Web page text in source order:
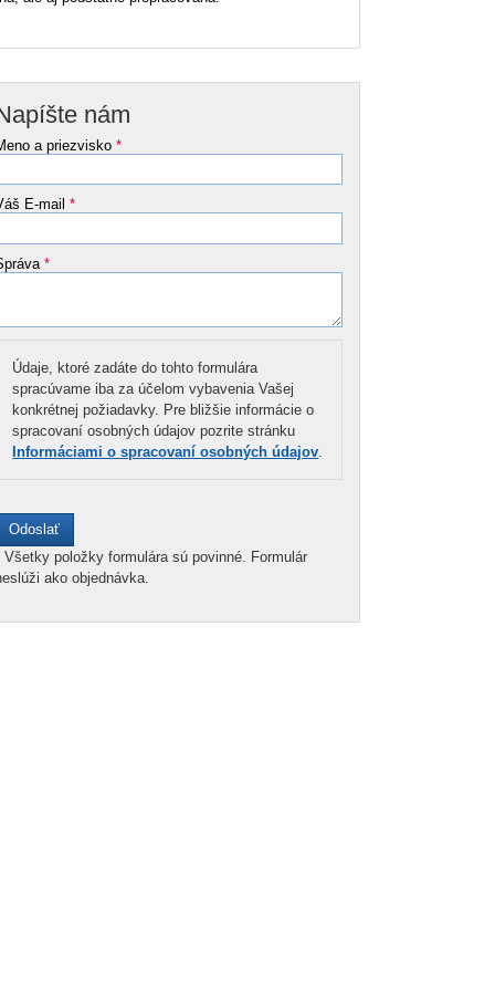
nám
a priezvisko*
E-mail*
*
Údaje, ktoré zadáte do tohto formulára
spracúvame iba za účelom vybavenia Vašej
konkrétnej požiadavky. Pre bližšie informácie o
spracovaní osobných údajov pozrite stránku
Informáciami o spracovaní osobných údajov
Všetky položky formulára sú povinné. Formulár
ako objednávka.